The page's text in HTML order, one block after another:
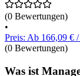
(0 Bewertungen)
•
Preis: Ab 166,09 €
(0 Bewertungen)
Was ist